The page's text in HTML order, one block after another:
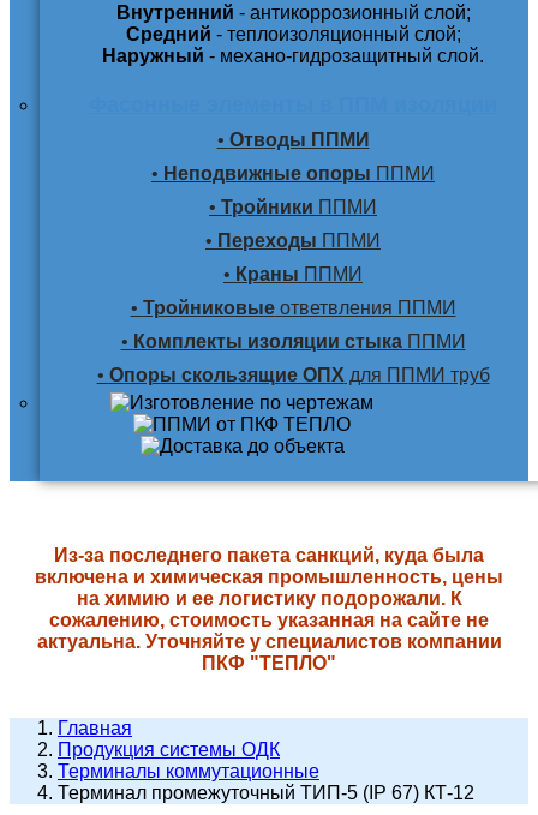
Внутренний - антикоррозионный слой;
Средний - теплоизоляционный слой;
Наружный - механо-гидрозащитный слой.
• Отводы ППМИ
• Неподвижные опоры ППМИ
• Тройники ППМИ
• Переходы ППМИ
• Краны ППМИ
• Тройниковыеответвления ППМИ
• Комплекты изоляции стыкаППМИ
• Опоры скользящие ОПХ для ППМИ труб
Из-за последнего пакета санкций, куда была
включена и химическая промышленность, цены
на химию и ее логистику подорожали. К
сожалению, стоимость указанная на сайте не
актуальна. Уточняйте у специалистов компании
ПКФ "ТЕПЛО"
Главная
Продукция системы ОДК
Терминалы коммутационные
Терминал промежуточный ТИП-5 (IP 67) КТ-12